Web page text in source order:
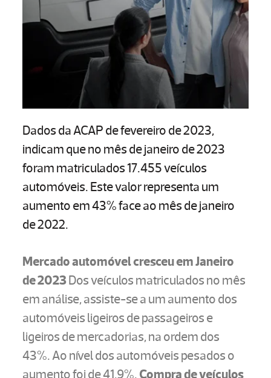
Dados da ACAP de fevereiro de 2023,
indicam que no mês de janeiro de 2023
foram matriculados 17.455 veículos
automóveis. Este valor representa um
aumento em 43% face ao mês de janeiro
de 2022.
Mercado automóvel cresceu em Janeiro
de 2023Dos veículos matriculados no mês
em análise, assiste-se a um aumento dos
automóveis ligeiros de passageiros e
ligeiros de mercadorias, na ordem dos
43%. Ao nível dos automóveis pesados o
aumento foi de 41,9%. Compra de veículos